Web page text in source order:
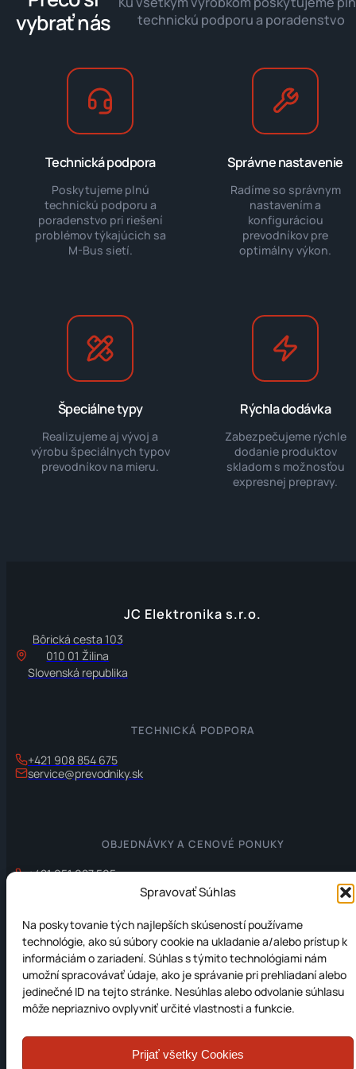
Spravovať Súhlas
Na poskytovanie tých najlepších skúseností používame
technológie, ako sú súbory cookie na ukladanie a/alebo prístup k
informáciám o zariadení. Súhlas s týmito technológiami nám
umožní spracovávať údaje, ako je správanie pri prehliadaní alebo
jedinečné ID na tejto stránke. Nesúhlas alebo odvolanie súhlasu
môže nepriaznivo ovplyvniť určité vlastnosti a funkcie.
Prijať všetky Cookies
vybrať nás
technickú podporu a poradenstvo
Technická podpora
Poskytujeme plnú
technickú podporu a
poradenstvo pri riešení
problémov týkajúcich sa
M-Bus sietí.
Správne nastavenie
Radíme so správnym
nastavením a
konfiguráciou
prevodníkov pre
optimálny výkon.
Špeciálne typy
Realizujeme aj vývoj a
výrobu špeciálnych typov
prevodníkov na mieru.
Rýchla dodávka
Zabezpečujeme rýchle
dodanie produktov
skladom s možnosťou
expresnej prepravy.
JC Elektronika s.r.o.
Bôrická cesta 103
010 01 Žilina
Slovenská republika
TECHNICKÁ PODPORA
+421 908 854 675
service@prevodniky.sk
OBJEDNÁVKY A CENOVÉ PONUKY
+421 951 087 505
INFORMÁCIE
Ochrana osobných údajov
Zásady používania súborov cookie (EÚ)
© 2012-2026 JC Elektronika s.r.o. Všetky práva vyhradené.